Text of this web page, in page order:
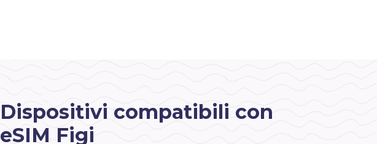
Dispositivi compatibili con
eSIM Figi